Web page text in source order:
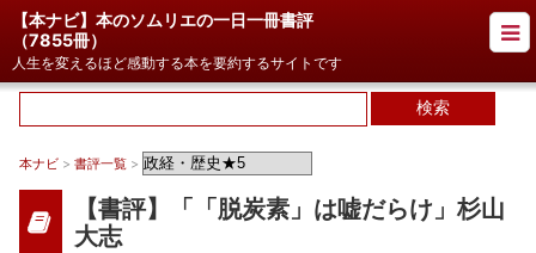
【本ナビ】本のソムリエの一日一冊書評
（7855冊）
人生を変えるほど感動する本を要約するサイトです
本ナビ > 書評一覧 >
【書評】「「脱炭素」は嘘だらけ」杉山
大志